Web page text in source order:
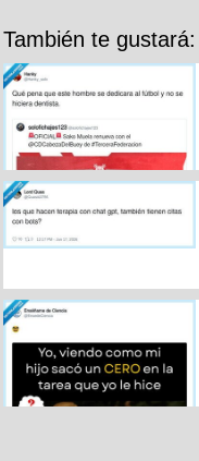
También te gustará: